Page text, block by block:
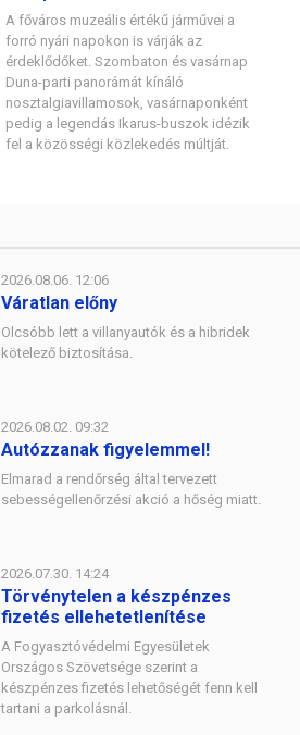
A főváros muzeális értékű járművei a
forró nyári napokon is várják az
érdeklődőket. Szombaton és vasárnap
Duna-parti panorámát kínáló
nosztalgiavillamosok, vasárnaponként
pedig a legendás Ikarus-buszok idézik
fel a közösségi közlekedés múltját.
2026.08.06. 12:06
Váratlan előny
Olcsóbb lett a villanyautók és a hibridek
kötelező biztosítása.
2026.08.02. 09:32
Autózzanak figyelemmel!
Elmarad a rendőrség által tervezett
sebességellenőrzési akció a hőség miatt.
2026.07.30. 14:24
Törvénytelen a készpénzes
fizetés ellehetetlenítése
A Fogyasztóvédelmi Egyesületek
Országos Szövetsége szerint a
készpénzes fizetés lehetőségét fenn kell
tartani a parkolásnál.